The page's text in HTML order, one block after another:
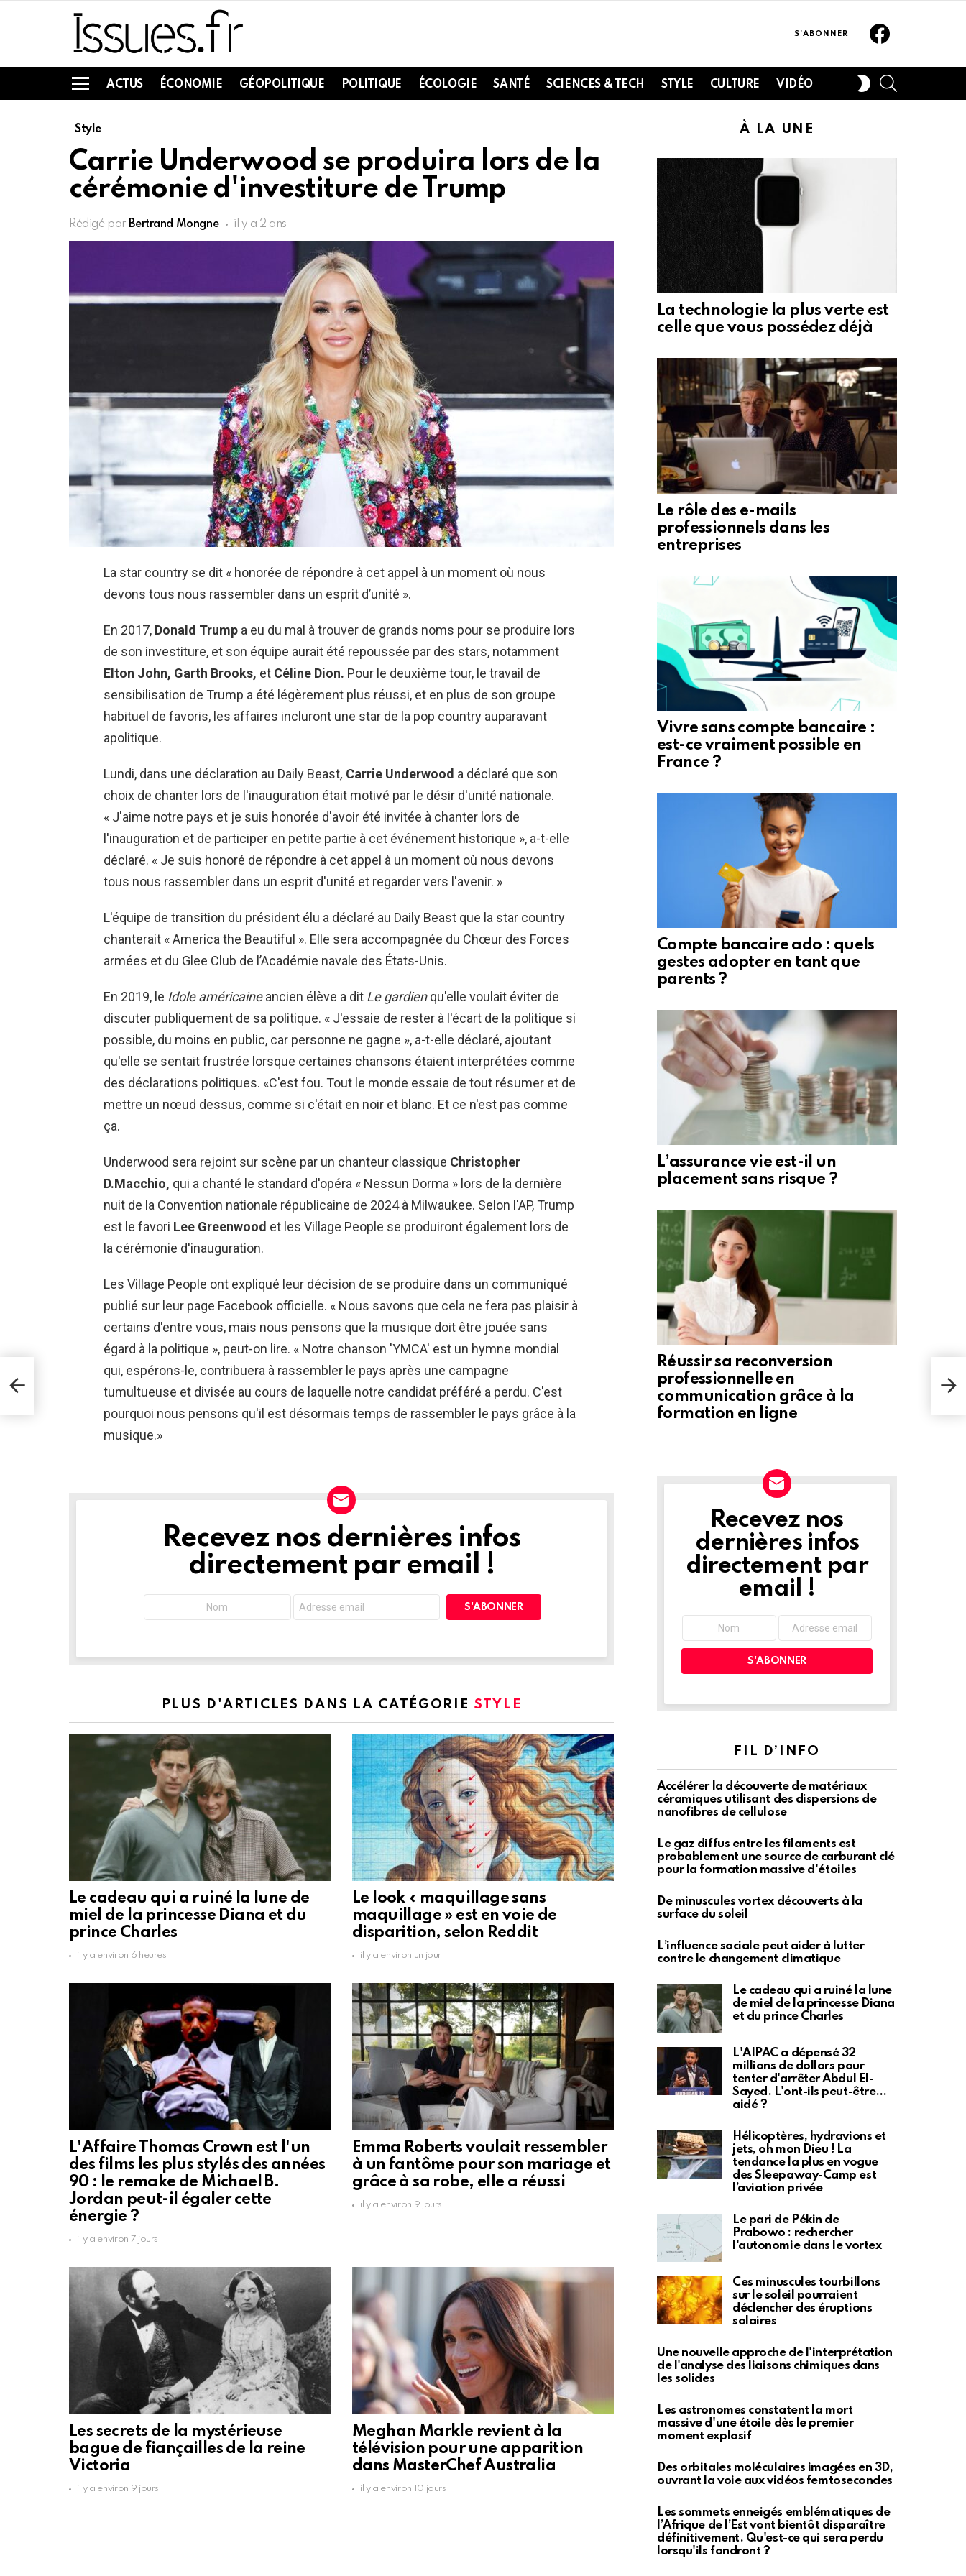
S'ABONNER
Menu
ACTUS ÉCONOMIE GÉOPOLITIQUE POLITIQUE ÉCOLOGIE SANTÉ SCIENCES & TECH STYLE CULTURE VIDÉO
SWITCH
SKIN
Style
Carrie Underwood se produira lors de la
cérémonie d'investiture de Trump
Rédigé par Bertrand Mongne il y a 2 ans
La star country se dit « honorée de répondre à cet appel à un moment où nous
devons tous nous rassembler dans un esprit d’unité ».
En 2017, Donald Trump a eu du mal à trouver de grands noms pour se produire lors
de son investiture, et son équipe aurait été repoussée par des stars, notamment
Elton John, Garth Brooks, et Céline Dion. Pour le deuxième tour, le travail de
sensibilisation de Trump a été légèrement plus réussi, et en plus de son groupe
habituel de favoris, les affaires incluront une star de la pop country auparavant
apolitique.
Lundi, dans une déclaration au Daily Beast, Carrie Underwood a déclaré que son
choix de chanter lors de l'inauguration était motivé par le désir d'unité nationale.
« J'aime notre pays et je suis honorée d'avoir été invitée à chanter lors de
l'inauguration et de participer en petite partie à cet événement historique », a-t-elle
déclaré. « Je suis honoré de répondre à cet appel à un moment où nous devons
tous nous rassembler dans un esprit d'unité et regarder vers l'avenir. »
L'équipe de transition du président élu a déclaré au Daily Beast que la star country
chanterait « America the Beautiful ». Elle sera accompagnée du Chœur des Forces
armées et du Glee Club de l’Académie navale des États-Unis.
En 2019, le Idole américaineancien élève a dit Le gardienqu'elle voulait éviter de
discuter publiquement de sa politique. « J'essaie de rester à l'écart de la politique si
possible, du moins en public, car personne ne gagne », a-t-elle déclaré, ajoutant
qu'elle se sentait frustrée lorsque certaines chansons étaient interprétées comme
des déclarations politiques. «C'est fou. Tout le monde essaie de tout résumer et de
mettre un nœud dessus, comme si c'était en noir et blanc. Et ce n'est pas comme
ça.
Underwood sera rejoint sur scène par un chanteur classique Christopher
D.Macchio, qui a chanté le standard d'opéra « Nessun Dorma » lors de la dernière
nuit de la Convention nationale républicaine de 2024 à Milwaukee. Selon l'AP, Trump
est le favori Lee Greenwood et les Village People se produiront également lors de
la cérémonie d'inauguration.
Les Village People ont expliqué leur décision de se produire dans un communiqué
publié sur leur page Facebook officielle. « Nous savons que cela ne fera pas plaisir à
certains d'entre vous, mais nous pensons que la musique doit être jouée sans
égard à la politique », peut-on lire. « Notre chanson 'YMCA' est un hymne mondial
qui, espérons-le, contribuera à rassembler le pays après une campagne
tumultueuse et divisée au cours de laquelle notre candidat préféré a perdu. C'est
pourquoi nous pensons qu'il est désormais temps de rassembler le pays grâce à la
musique.»
NEWSLETTERRecevez nos dernières infos
directement par email !
PLUS D'ARTICLES DANS LA CATÉGORIE STYLE
Le cadeau qui a ruiné la lune de
miel de la princesse Diana et du
prince Charles
il y a environ 6 heures
Le look « maquillage sans
maquillage » est en voie de
disparition, selon Reddit
il y a environ un jour
L'Affaire Thomas Crown est l'un
des films les plus stylés des années
90 : le remake de Michael B.
Jordan peut-il égaler cette
énergie ?
il y a environ 7 jours
Emma Roberts voulait ressembler
à un fantôme pour son mariage et
grâce à sa robe, elle a réussi
il y a environ 9 jours
Les secrets de la mystérieuse
bague de fiançailles de la reine
Victoria
il y a environ 9 jours
Meghan Markle revient à la
télévision pour une apparition
dans MasterChef Australia
il y a environ 10 jours
À LA UNE
La technologie la plus verte est
celle que vous possédez déjà
Le rôle des e-mails
professionnels dans les
entreprises
Vivre sans compte bancaire :
est-ce vraiment possible en
France ?
Compte bancaire ado : quels
gestes adopter en tant que
parents ?
L’assurance vie est-il un
placement sans risque ?
Réussir sa reconversion
professionnelle en
communication grâce à la
formation en ligne
NEWSLETTER
Recevez nos
dernières infos
directement par
email !
FIL D’INFO
Accélérer la découverte de matériaux
céramiques utilisant des dispersions de
nanofibres de cellulose
Le gaz diffus entre les filaments est
probablement une source de carburant clé
pour la formation massive d'étoiles
De minuscules vortex découverts à la
surface du soleil
L’influence sociale peut aider à lutter
contre le changement climatique
Le cadeau qui a ruiné la lune
de miel de la princesse Diana
et du prince Charles
L'AIPAC a dépensé 32
millions de dollars pour
tenter d'arrêter Abdul El-
Sayed. L'ont-ils peut-être…
aidé ?
Hélicoptères, hydravions et
jets, oh mon Dieu ! La
tendance la plus en vogue
des Sleepaway-Camp est
l’aviation privée
Le pari de Pékin de
Prabowo : rechercher
l'autonomie dans le vortex
Ces minuscules tourbillons
sur le soleil pourraient
déclencher des éruptions
solaires
Une nouvelle approche de l'interprétation
de l'analyse des liaisons chimiques dans
les solides
Les astronomes constatent la mort
massive d'une étoile dès le premier
moment explosif
Des orbitales moléculaires imagées en 3D,
ouvrant la voie aux vidéos femtosecondes
Les sommets enneigés emblématiques de
l’Afrique de l’Est vont bientôt disparaître
définitivement. Qu'est-ce qui sera perdu
lorsqu'ils fondront ?